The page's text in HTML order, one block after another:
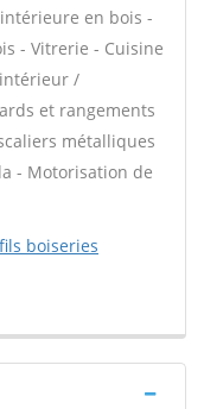
en bois -
- Vitrerie - Cuisine
/
et rangements
métalliques
- Motorisation de
boiseries